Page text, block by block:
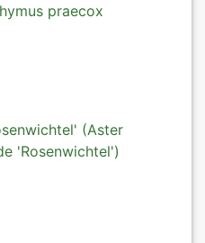
praecox
(Aster
'Rosenwichtel')